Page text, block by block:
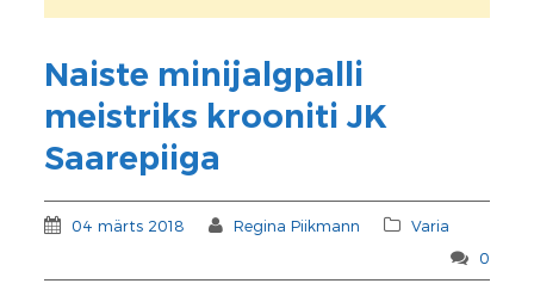
Naiste minijalgpalli
meistriks krooniti JK
Saarepiiga
04 märts 2018 Regina Piikmann
Varia
0